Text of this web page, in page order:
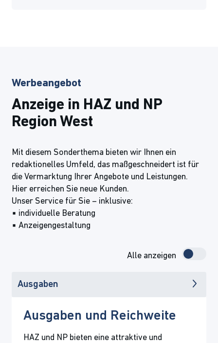
Werbeangebot
Anzeige in HAZ und NP
Region West
Mit diesem Sonderthema bieten wir Ihnen ein
redaktionelles Umfeld, das maßgeschneidert ist für
die Vermarktung Ihrer Angebote und Leistungen.
Hier erreichen Sie neue Kunden.
Unser Service für Sie – inklusive:
▪ individuelle Beratung
▪ Anzeigengestaltung
Alle anzeigen
Ausgaben
Ausgaben und Reichweite
HAZ und NP bieten eine attraktive und